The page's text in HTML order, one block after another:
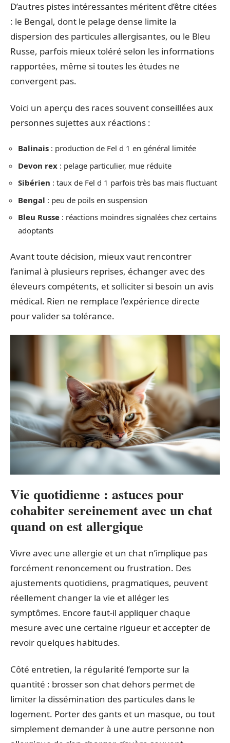
D’autres pistes intéressantes méritent d’être citées
: le Bengal, dont le pelage dense limite la
dispersion des particules allergisantes, ou le Bleu
Russe, parfois mieux toléré selon les informations
rapportées, même si toutes les études ne
convergent pas.
Voici un aperçu des races souvent conseillées aux
personnes sujettes aux réactions :
Balinais : production de Fel d 1 en général limitée
Devon rex : pelage particulier, mue réduite
Sibérien : taux de Fel d 1 parfois très bas mais fluctuant
Bengal : peu de poils en suspension
Bleu Russe : réactions moindres signalées chez certains
adoptants
Avant toute décision, mieux vaut rencontrer
l’animal à plusieurs reprises, échanger avec des
éleveurs compétents, et solliciter si besoin un avis
médical. Rien ne remplace l’expérience directe
pour valider sa tolérance.
Vie quotidienne : astuces pour
cohabiter sereinement avec un chat
quand on est allergique
Vivre avec une allergie et un chat n’implique pas
forcément renoncement ou frustration. Des
ajustements quotidiens, pragmatiques, peuvent
réellement changer la vie et alléger les
symptômes. Encore faut-il appliquer chaque
mesure avec une certaine rigueur et accepter de
revoir quelques habitudes.
Côté entretien, la régularité l’emporte sur la
quantité : brosser son chat dehors permet de
limiter la dissémination des particules dans le
logement. Porter des gants et un masque, ou tout
simplement demander à une autre personne non